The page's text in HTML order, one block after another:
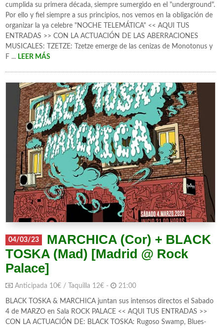
cumplida su primera década, siempre sumergido en el "underground".
Por ello y fiel siempre a sus principios, nos vemos en la obligación de
organizar la ya celebre "NOCHE TELEMÁTICA" << AQUI TUS
ENTRADAS >> CON LA ACTUACIÓN DE LAS ABERRACIONES
MUSICALES: TZETZE: Tzetze emerge de las cenizas de Monotonus y
F ... LEER MÁS
04/03/23
MARCHICA (Cor) + BLACK
TOSKA (Mad) [Madrid @ Rock
Palace]
Anticipada 10€ / Taquilla 12€ - 21:00
BLACK TOSKA & MARCHICA juntan sus intensos directos el Sabado
4 de MARZO en Sala ROCK PALACE << AQUI TUS ENTRADAS >>
CON LA ACTUACIÓN DE: BLACK TOSKA: Rugoso Swamp, Blues-